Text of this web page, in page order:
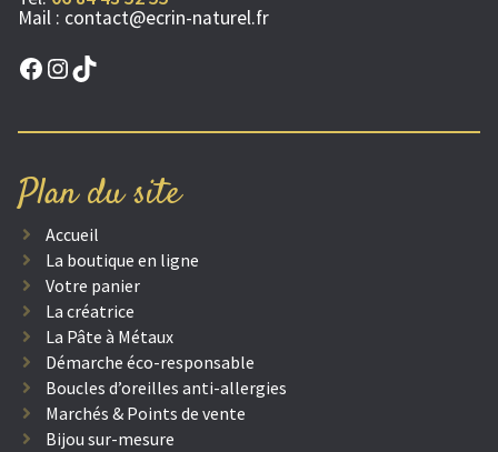
Mail : contact@ecrin-naturel.fr
Facebook
Instagram
TikTok
Plan du site
Accueil
La boutique en ligne
Votre panier
La créatrice
La Pâte à Métaux
Démarche éco-responsable
Boucles d’oreilles anti-allergies
Marchés & Points de vente
Bijou sur-mesure